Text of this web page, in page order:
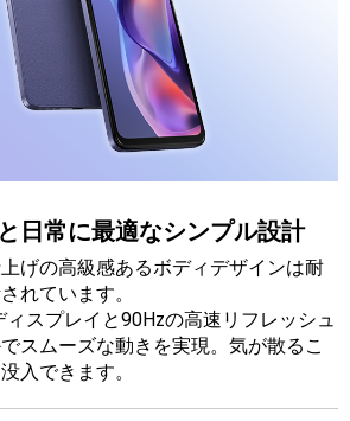
日常に最適なシンプル設計
げの高級感あるボディデザインは耐
れています。
スプレイと90Hzの高速リフレッシュ
スムーズな動きを実現。気が散るこ
入できます。